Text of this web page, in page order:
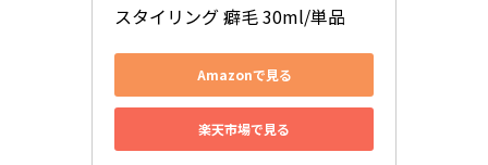
スタイリング 癖毛 30ml/単品
Amazonで見る
楽天市場で見る